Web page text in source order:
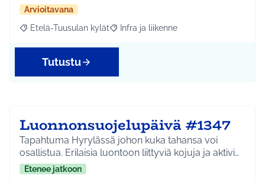
Arvioitavana
Rajaa tulokset aihepiirin mukaan: Etelä-Tuusulan kylät
Etelä-Tuusulan kylät Rajaa tulokset teeman mukaan: Infra ja
Infra ja liikenne
Tutustu
Luonnonsuojelupäivä #1347
Tapahtuma Hyrylässä johon kuka tahansa voi
osallistua. Erilaisia luontoon liittyviä kojuja ja aktivi…
Etenee jatkoon